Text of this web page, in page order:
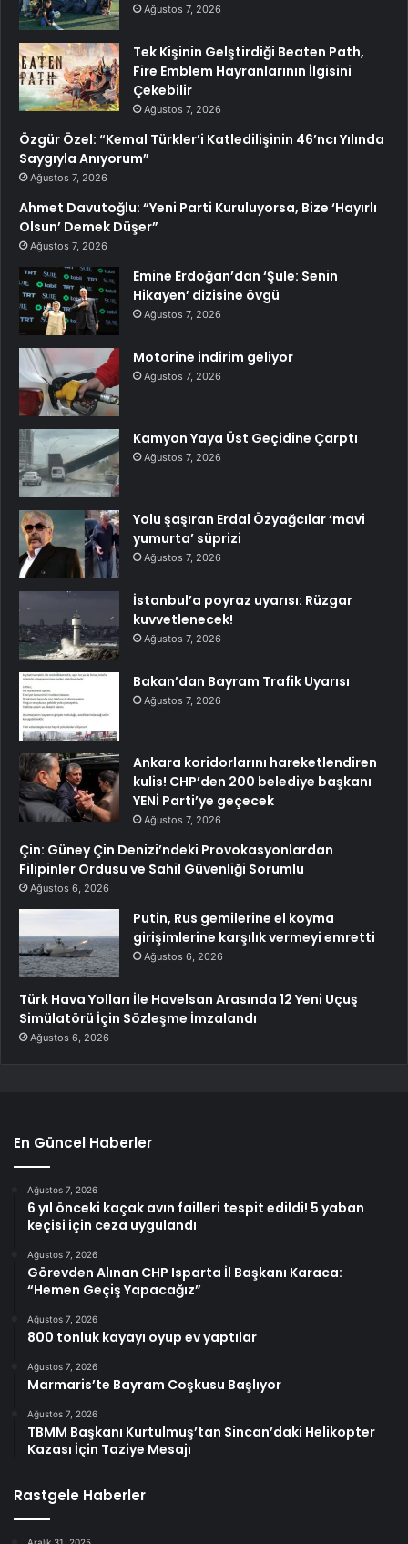
Ağustos 7, 2026
Tek Kişinin Gelştirdiği Beaten Path,
Fire Emblem Hayranlarının İlgisini
Çekebilir
Ağustos 7, 2026
Özgür Özel: “Kemal Türkler’i Katledilişinin 46’ncı Yılında
Saygıyla Anıyorum”
Ağustos 7, 2026
Ahmet Davutoğlu: “Yeni Parti Kuruluyorsa, Bize ‘Hayırlı
Olsun’ Demek Düşer”
Ağustos 7, 2026
Emine Erdoğan’dan ‘Şule: Senin
Hikayen’ dizisine övgü
Ağustos 7, 2026
Motorine indirim geliyor
Ağustos 7, 2026
Kamyon Yaya Üst Geçidine Çarptı
Ağustos 7, 2026
Yolu şaşıran Erdal Özyağcılar ‘mavi
yumurta’ süprizi
Ağustos 7, 2026
İstanbul’a poyraz uyarısı: Rüzgar
kuvvetlenecek!
Ağustos 7, 2026
Bakan’dan Bayram Trafik Uyarısı
Ağustos 7, 2026
Ankara koridorlarını hareketlendiren
kulis! CHP’den 200 belediye başkanı
YENİ Parti’ye geçecek
Ağustos 7, 2026
Çin: Güney Çin Denizi’ndeki Provokasyonlardan
Filipinler Ordusu ve Sahil Güvenliği Sorumlu
Ağustos 6, 2026
Putin, Rus gemilerine el koyma
girişimlerine karşılık vermeyi emretti
Ağustos 6, 2026
Türk Hava Yolları İle Havelsan Arasında 12 Yeni Uçuş
Simülatörü İçin Sözleşme İmzalandı
Ağustos 6, 2026
En Güncel Haberler
Ağustos 7, 2026
6 yıl önceki kaçak avın failleri tespit edildi! 5 yaban
keçisi için ceza uygulandı
Ağustos 7, 2026
Görevden Alınan CHP Isparta İl Başkanı Karaca:
“Hemen Geçiş Yapacağız”
Ağustos 7, 2026
800 tonluk kayayı oyup ev yaptılar
Ağustos 7, 2026
Marmaris’te Bayram Coşkusu Başlıyor
Ağustos 7, 2026
TBMM Başkanı Kurtulmuş’tan Sincan’daki Helikopter
Kazası İçin Taziye Mesajı
Rastgele Haberler